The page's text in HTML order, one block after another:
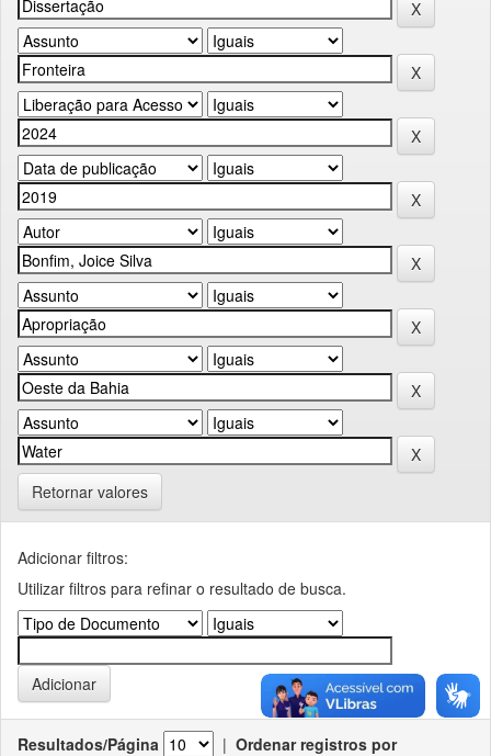
Retornar valores
Adicionar filtros:
Utilizar filtros para refinar o resultado de busca.
Resultados/Página | Ordenar registros por